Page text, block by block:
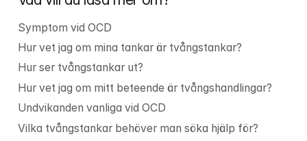
Symptom vid OCD
Hur vet jag om mina tankar är tvångstankar?
Hur ser tvångstankar ut?
Hur vet jag om mitt beteende är tvångshandlingar?
Undvikanden vanliga vid OCD
Vilka tvångstankar behöver man söka hjälp för?